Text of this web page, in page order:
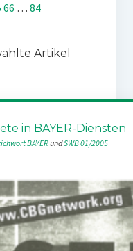
66 … 84
Artikel
in BAYER-Diensten
BAYER und SWB 01/2005